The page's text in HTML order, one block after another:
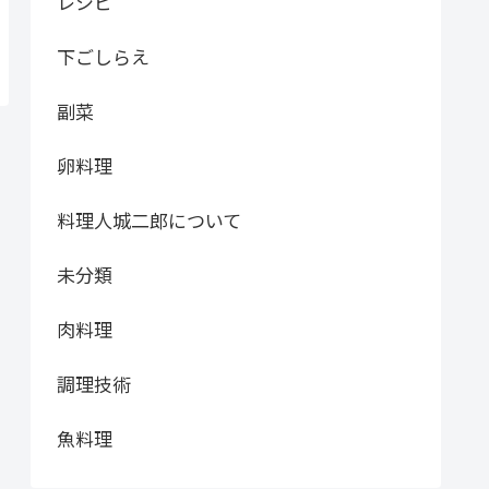
下ごしらえ
副菜
卵料理
料理人城二郎について
未分類
肉料理
調理技術
魚料理